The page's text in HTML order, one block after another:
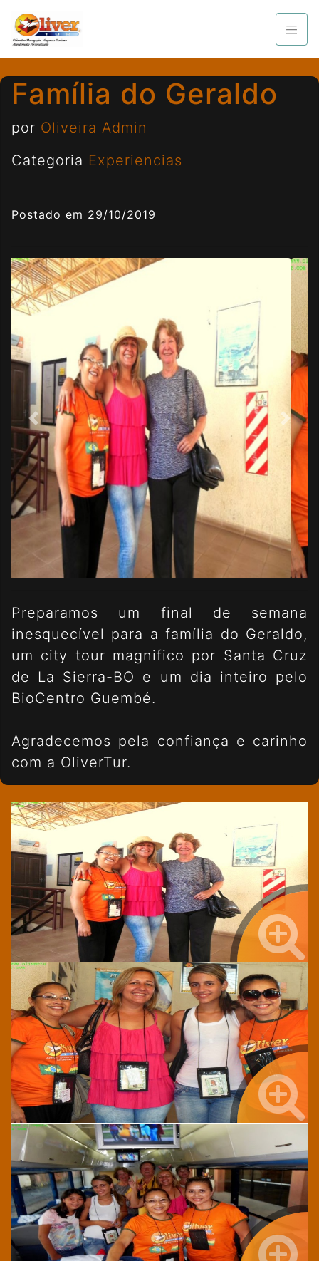
Família do Geraldo
por Oliveira Admin
Categoria Experiencias
Postado em 29/10/2019
Preparamos um final de semana
inesquecível para a família do Geraldo,
um city tour magnifico por Santa Cruz
de La Sierra-BO e um dia inteiro pelo
BioCentro Guembé.
Agradecemos pela confiança e carinho
com a OliverTur.